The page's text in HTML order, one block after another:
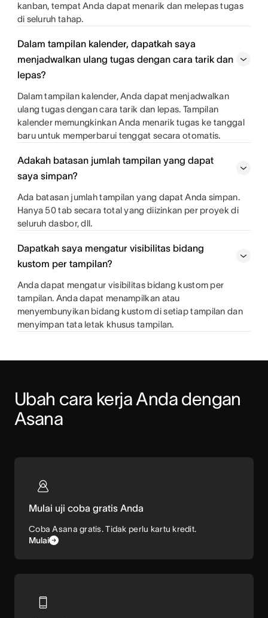
kanban, tempat Anda dapat menarik dan melepas tugas
di seluruh tahap.
Dalam tampilan kalender, dapatkah saya
menjadwalkan ulang tugas dengan cara tarik dan
lepas?
Dalam tampilan kalender, Anda dapat menjadwalkan
ulang tugas dengan cara tarik dan lepas. Tampilan
kalender memungkinkan Anda menarik tugas ke tanggal
baru untuk memperbarui tenggat secara otomatis.
Adakah batasan jumlah tampilan yang dapat
saya simpan?
Ada batasan jumlah tampilan yang dapat Anda simpan.
Hanya 50 tab secara total yang diizinkan per proyek di
seluruh dasbor, dll.
Dapatkah saya mengatur visibilitas bidang
kustom per tampilan?
Anda dapat mengatur visibilitas bidang kustom per
tampilan. Anda dapat menampilkan atau
menyembunyikan bidang kustom di setiap tampilan dan
menyimpan tata letak khusus tampilan.
Ubah cara kerja Anda dengan
Asana
Mulai uji coba gratis Anda
Coba Asana gratis. Tidak perlu kartu kredit.
Mulai